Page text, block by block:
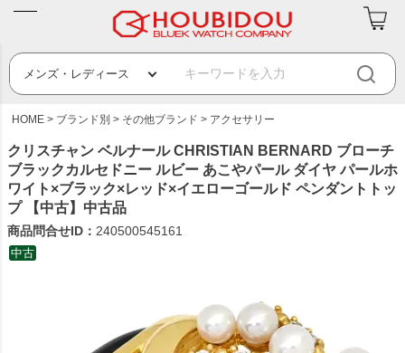
HOME ブランド別 その他ブランド アクセサリー
クリスチャン ベルナール CHRISTIAN BERNARD ブローチ
ブラックカルセドニー ルビー あこやパール ダイヤ パールホ
ワイト×ブラック×レッド×イエローゴールド ペンダントトッ
プ 【中古】中古品
商品問合せID： 240500545161
中古